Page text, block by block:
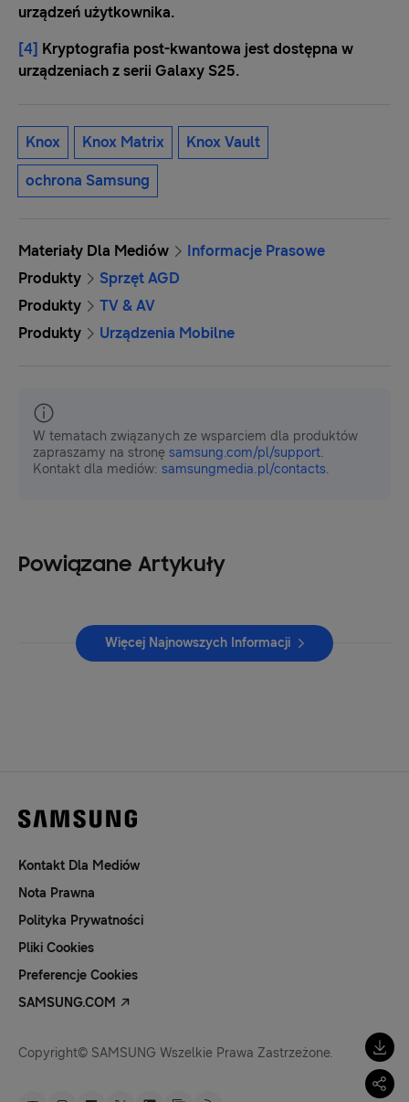
urządzeń użytkownika.
[4] Kryptografia post-kwantowa jest dostępna w
urządzeniach z serii Galaxy S25.
Knox Knox Matrix Knox Vault
ochrona Samsung
Materiały Dla Mediów
Informacje Prasowe
Produkty
Sprzęt AGD
Produkty
TV & AV
Produkty
Urządzenia Mobilne
W tematach związanych ze wsparciem dla produktów
zapraszamy na stronę samsung.com/pl/support.
Kontakt dla mediów: samsungmedia.pl/contacts.
Powiązane Artykuły
Więcej Najnowszych Informacji
Kontakt Dla Mediów
Nota Prawna
Polityka Prywatności
Pliki Cookies
Preferencje Cookies
SAMSUNG.COM
Copyright© SAMSUNG Wszelkie Prawa Zastrzeżone.